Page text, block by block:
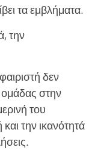
τα εμβλήματα.
την
δεν
στην
του
την ικανότητά